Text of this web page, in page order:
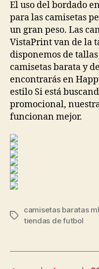
El uso del bordado
para las camisetas
un gran peso. Las
VistaPrint van de la
disponemos de
camisetas barata y
encontrarás en
estilo Si está
promocional,
funcionan mejor.
Etiquetas
camisetas baratas
tiendas de futbol